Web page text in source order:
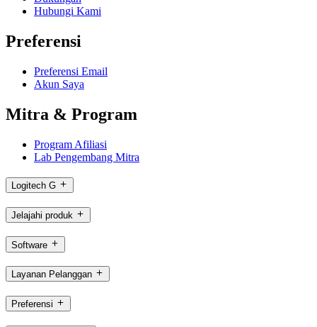
Hubungi Kami
Preferensi
Preferensi Email
Akun Saya
Mitra & Program
Program Afiliasi
Lab Pengembang Mitra
Logitech G
Jelajahi produk
Software
Layanan Pelanggan
Preferensi